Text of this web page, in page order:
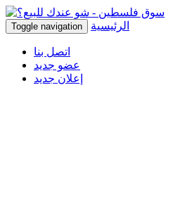
Toggle navigation الرئيسية
اتصل بنا
عضو جديد
إعلان جديد